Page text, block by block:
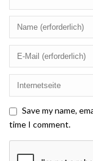
Save my name,
time I comment.